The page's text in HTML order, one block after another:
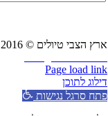
ארץ הצבי טיולים © 2016 – צביקה פרץ טלפון:
Page load link
דילוג לתוכן
פתח סרגל נגישות